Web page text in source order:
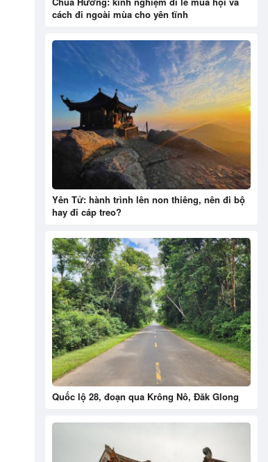
cách đi ngoài mùa cho yên tĩnh
Yên Tử: hành trình lên non thiêng, nên đi bộ
hay đi cáp treo?
Quốc lộ 28, đoạn qua Krông Nô, Đăk Glong